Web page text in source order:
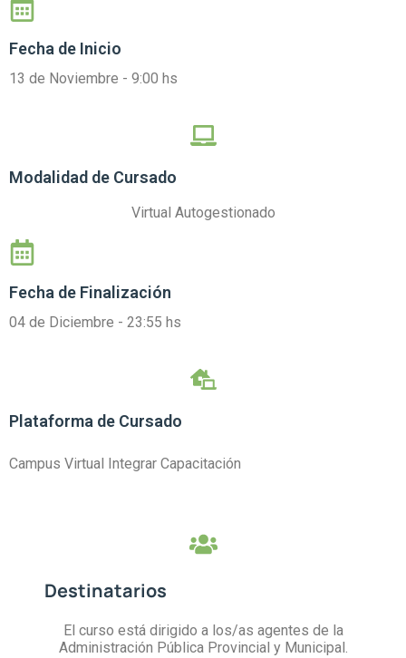
Fecha de Inicio
13 de Noviembre - 9:00 hs
Modalidad de Cursado
Virtual Autogestionado
Fecha de Finalización
04 de Diciembre - 23:55 hs
Plataforma de Cursado
Campus Virtual Integrar Capacitación
Destinatarios
El curso está dirigido a los/as agentes de la
Administración Pública Provincial y Municipal.